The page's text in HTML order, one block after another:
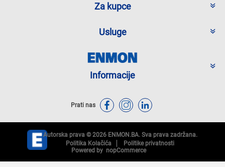
Za kupce
Usluge
Informacije
Prati nas
Autorska prava © 2026 ENMON.BA. Sva prava zadržana.
Politika Kolačića
Politike privatnosti
Powered by nopCommerce